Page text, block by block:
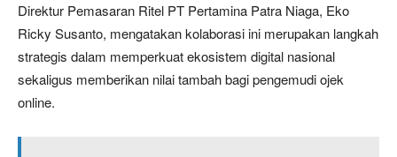
Direktur Pemasaran Ritel PT Pertamina Patra Niaga, Eko
Ricky Susanto, mengatakan kolaborasi ini merupakan langkah
strategis dalam memperkuat ekosistem digital nasional
sekaligus memberikan nilai tambah bagi pengemudi ojek
online.